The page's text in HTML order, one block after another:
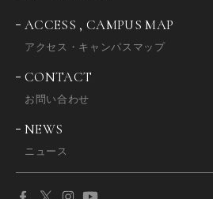
ACCESS , CAMPUS MAP
アクセス・キャンパスマップ
CONTACT
お問い合わせ
NEWS
ニュース